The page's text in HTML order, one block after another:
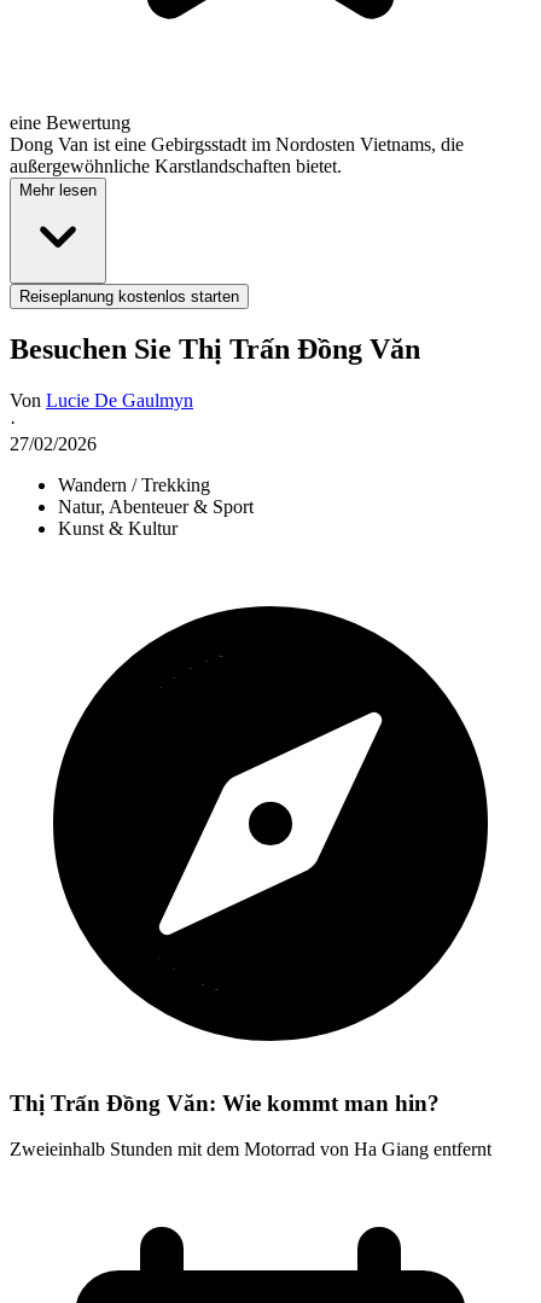
eine Bewertung
Dong Van ist eine Gebirgsstadt im Nordosten Vietnams, die
außergewöhnliche Karstlandschaften bietet.
Mehr lesen
Reiseplanung kostenlos starten
Besuchen Sie Thị Trấn Đồng Văn
Von Lucie De Gaulmyn
·
27/02/2026
Wandern / Trekking
Natur, Abenteuer & Sport
Kunst & Kultur
Thị Trấn Đồng Văn: Wie kommt man hin?
Zweieinhalb Stunden mit dem Motorrad von Ha Giang entfernt